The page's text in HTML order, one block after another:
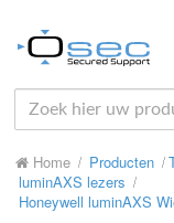
HOME
OVER ONS
NIEUWS
Home Producten
luminAXS lezers
Honeywell luminAXS